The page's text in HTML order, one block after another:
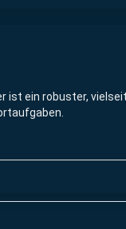
ist ein robuster,